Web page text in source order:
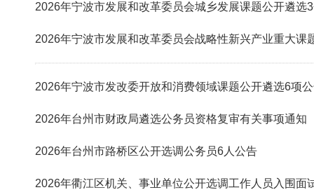
2026年宁波市发展和改革委员会城乡发展课题公开遴选
2026年宁波市发展和改革委员会战略性新兴产业重大课
2026年宁波市发改委开放和消费领域课题公开遴选6项
2026年台州市财政局遴选公务员资格复审有关事项通知
2026年台州市路桥区公开选调公务员6人公告
2026年衢江区机关、事业单位公开选调工作人员入围面